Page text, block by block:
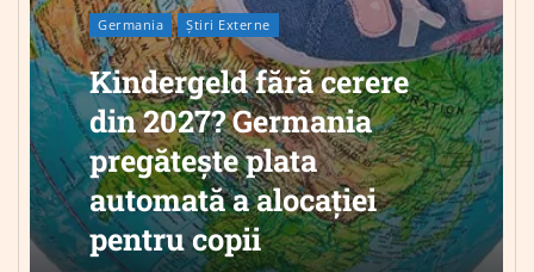
Germania Știri Externe
Kindergeld fără cerere
din 2027? Germania
pregătește plata
automată a alocației
pentru copii